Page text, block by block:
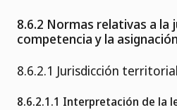
8.6.2 Normas relativas a la
competencia y la
8.6.2.1 Jurisdicción territorial
8.6.2.1.1 Interpretación de la